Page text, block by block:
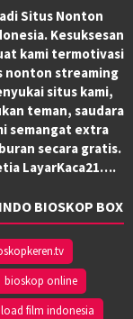
Situs Nonton
Kesuksesan
kami termotivasi
nonton streaming
situs kami,
teman, saudara
semangat extra
secara gratis.
LayarKaca21….
BIOSKOP BOX
bioskop online
film indonesia